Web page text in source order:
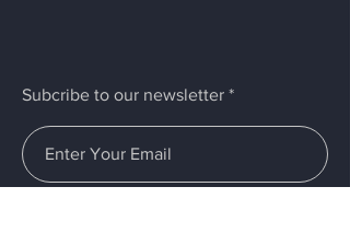
Subcribe to our newsletter